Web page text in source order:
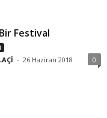
Festival
- 26 Haziran 2018 0